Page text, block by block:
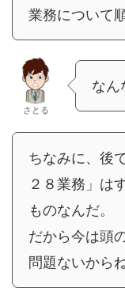
業務について
さとる
なん
ちなみに、後
２８業務」は
ものなんだ。
だから今は頭
問題ないからね